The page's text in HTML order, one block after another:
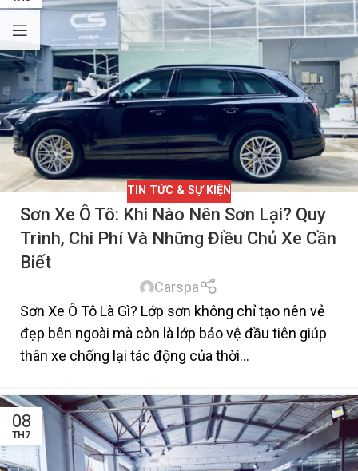
TIN TỨC & SỰ KIỆN
Sơn Xe Ô Tô: Khi Nào Nên Sơn Lại? Quy
Trình, Chi Phí Và Những Điều Chủ Xe Cần
Biết
Carspa
Sơn Xe Ô Tô Là Gì? Lớp sơn không chỉ tạo nên vẻ
đẹp bên ngoài mà còn là lớp bảo vệ đầu tiên giúp
thân xe chống lại tác động của thời...
08
TH7